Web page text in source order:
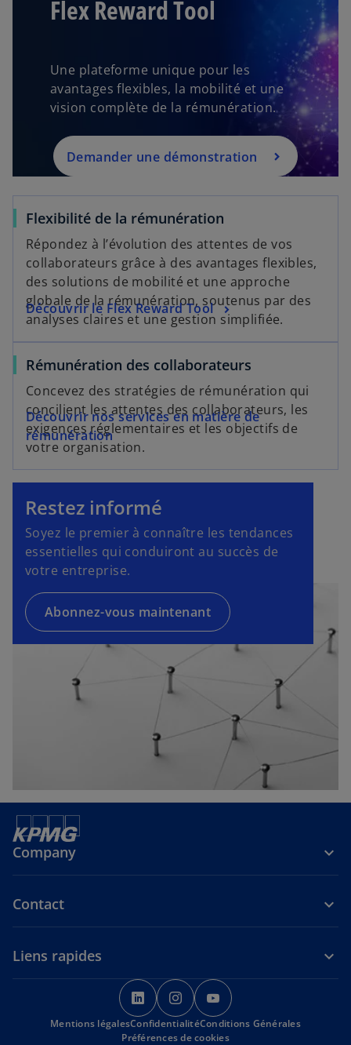
v
d
a
n
n
o
u
v
n
e
t
Flex Reward Tool
Une plateforme unique pour les
avantages flexibles, la mobilité et une
vision complète de la rémunération.
Demander une démonstration
Flexibilité de la rémunération
Répondez à l’évolution des attentes de vos
collaborateurs grâce à des avantages flexibles,
des solutions de mobilité et une approche
globale de la rémunération, soutenus par des
analyses claires et une gestion simplifiée.
Découvrir le Flex Reward Tool
Rémunération des collaborateurs
Concevez des stratégies de rémunération qui
concilient les attentes des collaborateurs, les
exigences réglementaires et les objectifs de
votre organisation.
Découvrir nos services en matière de
rémunération
Restez informé
Soyez le premier à connaître les tendances
essentielles qui conduiront au succès de
votre entreprise.
Abonnez-vous maintenant
s
’
o
u
v
r
d
a
n
n
o
Company
Contact
Liens rapides
s
’
o
s
’
o
’
o
Mentions légalesConfidentialitéConditions Générales
Préférences de cookies